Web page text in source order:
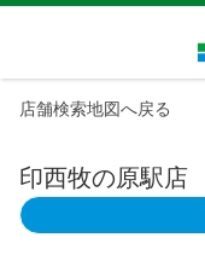
店舗検索地図へ戻る
印西牧の原駅店